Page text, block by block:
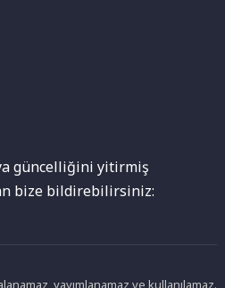
güncelliğini yitirmiş
bize bildirebilirsiniz:
yayımlanamaz ve kullanılamaz.